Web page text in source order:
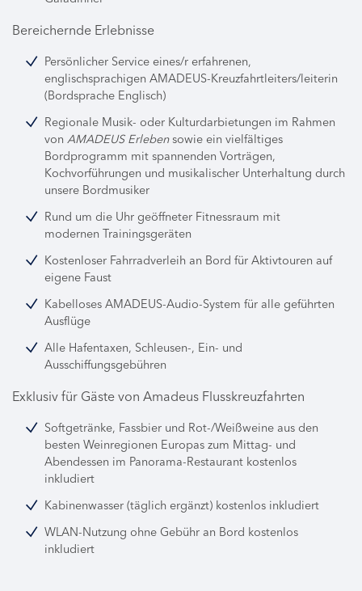
Bereichernde Erlebnisse
Persönlicher Service eines/r erfahrenen,
englischsprachigen AMADEUS-Kreuzfahrtleiters/leiterin
(Bordsprache Englisch)
Regionale Musik- oder Kulturdarbietungen im Rahmen
von AMADEUS Erlebensowie ein vielfältiges
Bordprogramm mit spannenden Vorträgen,
Kochvorführungen und musikalischer Unterhaltung durch
unsere Bordmusiker
Rund um die Uhr geöffneter Fitnessraum mit
modernen Trainingsgeräten
Kostenloser Fahrradverleih an Bord für Aktivtouren auf
eigene Faust
Kabelloses AMADEUS-Audio-System für alle geführten
Ausflüge
Alle Hafentaxen, Schleusen-, Ein- und
Ausschiffungsgebühren
Exklusiv für Gäste von Amadeus Flusskreuzfahrten
Softgetränke, Fassbier und Rot-/Weißweine aus den
besten Weinregionen Europas zum Mittag- und
Abendessen im Panorama-Restaurant kostenlos
inkludiert
Kabinenwasser (täglich ergänzt) kostenlos inkludiert
WLAN-Nutzung ohne Gebühr an Bord kostenlos
inkludiert